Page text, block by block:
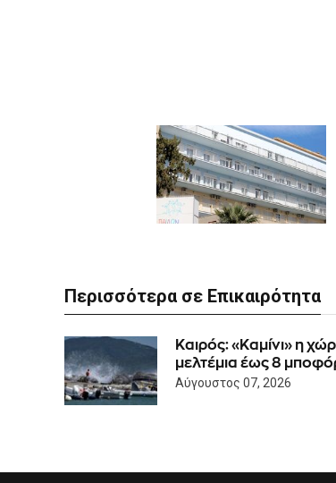
Περισσότερα σε Επικαιρότητα
Καιρός: «Καμίνι» η
μελτέμια έως 8
Αύγουστος 07, 2026